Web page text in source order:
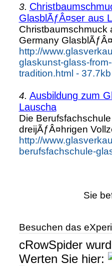
3.
GlasblÃƒÂ¤ser aus
Christbaumschmuck
Germany
http://
glaskunst-glass-
tradition.html - 37.7kb
4. Ausbildung zum
Lauscha
Die
dreijÃƒÂ¤hrigen
http://
berufsfachschule-
Sie
Besuchen das
cRowSpider
Werten Sie hier: